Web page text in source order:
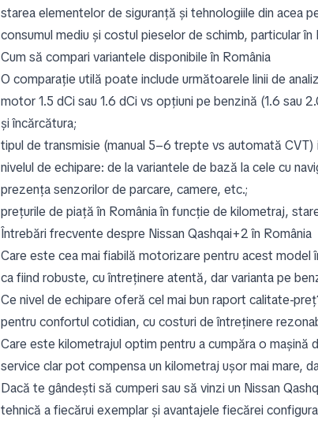
starea elementelor de siguranță și tehnologiile din acea
consumul mediu și costul pieselor de schimb, particular în
Cum să compari variantele disponibile în România
O comparație utilă poate include următoarele linii de
motor 1.5 dCi sau 1.6 dCi vs opțiuni pe benzină (1.6 sau
și încărcătura;
tipul de transmisie (manual 5–6 trepte vs automată
nivelul de echipare: de la variantele de bază la cele cu
prezența senzorilor de parcare, camere, etc.;
prețurile de piață în România în funcție de kilometraj,
Întrebări frecvente despre Nissan Qashqai+2 în România
Care este cea mai fiabilă motorizare pentru acest
ca fiind robuste, cu întreținere atentă, dar varianta pe
Ce nivel de echipare oferă cel mai bun raport calitate-
pentru confortul cotidian, cu costuri de întreținere
Care este kilometrajul optim pentru a cumpăra o mașină
service clar pot compensa un kilometraj ușor mai mare,
Dacă te gândești să cumperi sau să vinzi un Nissan
tehnică a fiecărui exemplar și avantajele fiecărei